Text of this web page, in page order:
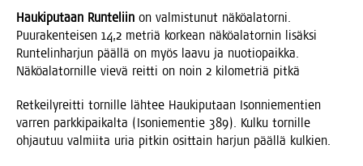
Hau­ki­pu­taan Run­te­liin on val­mis­tu­nut näkö­ala­tor­ni.
Puu­ra­ken­tei­sen 14,2 met­riä kor­kean näkö­ala­tor­nin lisäk­si
Run­te­lin­har­jun pääl­lä on myös laa­vu ja nuo­tio­paik­ka.
Näkö­ala­tor­nil­le vie­vä reit­ti on noin 2 kilo­met­riä pitkä
Ret­kei­ly­reit­ti tor­nil­le läh­tee Hau­ki­pu­taan Ison­nie­men­tien
var­ren park­ki­pai­kal­ta (Iso­nie­men­tie 389). Kul­ku tor­nil­le
ohjau­tuu val­mii­ta uria pit­kin osit­tain har­jun pääl­lä kulkien.